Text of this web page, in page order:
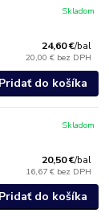
24,60 €/bal
20,00 € bez DPH
Skladom
Pridať do košíka
20,50 €/bal
16,67 € bez DPH
Skladom
Pridať do košíka